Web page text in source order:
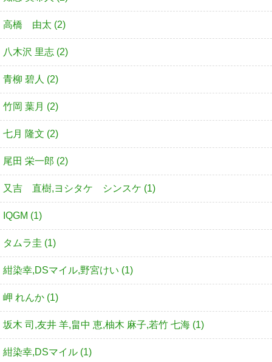
高橋 由太 (2)
八木沢 里志 (2)
青柳 碧人 (2)
竹岡 葉月 (2)
七月 隆文 (2)
尾田 栄一郎 (2)
又吉 直樹,ヨシタケ シンスケ (1)
IQGM (1)
タムラ圭 (1)
紺染幸,DSマイル,野宮けい (1)
岬 れんか (1)
坂木 司,友井 羊,畠中 恵,柚木 麻子,若竹 七海 (1)
紺染幸,DSマイル (1)